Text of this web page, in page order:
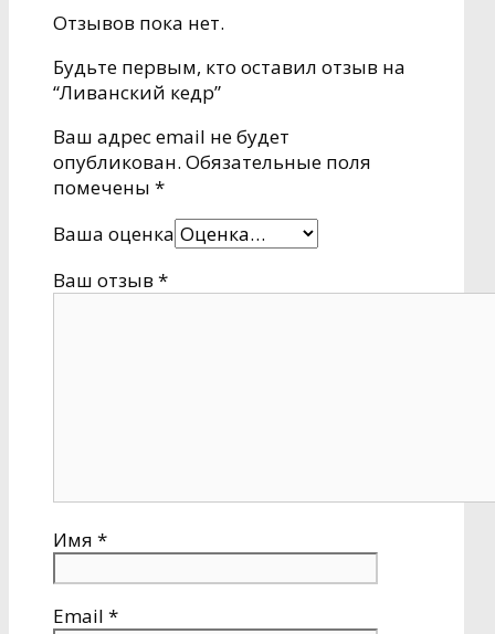
Отзывов пока нет.
Будьте первым, кто оставил отзыв на
“Ливанский кедр”
Ваш адрес email не будет
опубликован. Обязательные поля
помечены *
Ваша оценка
Ваш отзыв *
Имя *
Email *